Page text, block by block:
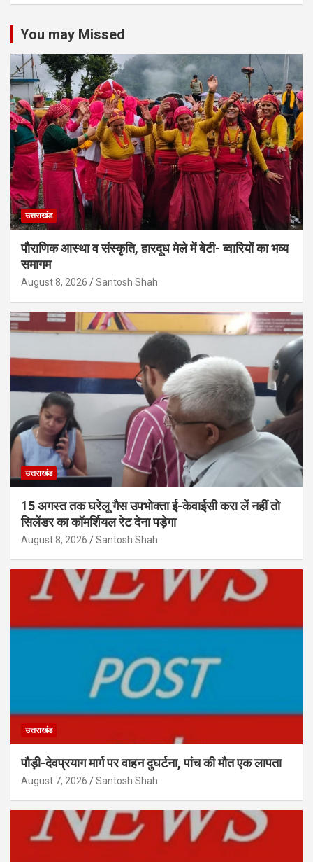
You may Missed
उत्तराखंड
पौराणिक आस्था व संस्कृति, हारदूध मेले में बेटी- ब्वारियों का भव्य
समागम
August 8, 2026 Santosh Shah
उत्तराखंड
15 अगस्त तक घरेलू गैस उपभोक्ता ई-केवाईसी करा लें नहीं तो
सिलेंडर का कॉमर्शियल रेट देना पड़ेगा
August 8, 2026 Santosh Shah
उत्तराखंड
पौड़ी-देवप्रयाग मार्ग पर वाहन दुघर्टना, पांच की मौत एक लापता
August 7, 2026 Santosh Shah